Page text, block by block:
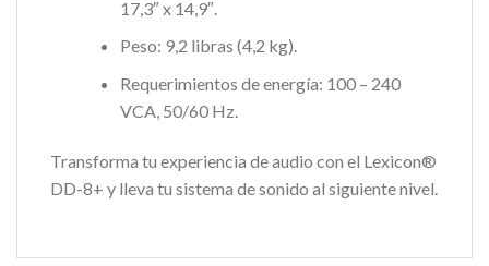
17,3″ x 14,9″.
Peso: 9,2 libras (4,2 kg).
Requerimientos de energía: 100 – 240
VCA, 50/60 Hz.
Transforma tu experiencia de audio con el Lexicon®
DD-8+ y lleva tu sistema de sonido al siguiente nivel.